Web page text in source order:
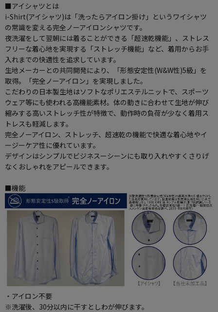
■アイシャツとは
i-Shirt(アイシャツ)は「洗ったらアイロン掛け」というワイシャツ
の常識を変える完全ノーアイロンシャツです。
夜洗濯をして翌朝には着ることができる「超速乾機能」、ストレス
フリーな着心地を実現する「ストレッチ機能」など、着用からお手
入れまでの快適性を追求しています。
生地メーカーとの共同開発により、「形態安定性(W&W性)5級」を
取得。「完全ノーアイロン」を実現しました。
こだわりの日本製生地はソフトなポリエステルニットで、スポーツ
ウェア等にも使われる高機能素材。体の動きに合わせて生地が伸び
縮みする高いストレッチ性が特徴で、動作時の負荷が少なく着用ス
トレスも軽減します。
完全ノーアイロン、ストレッチ、超速乾の機能で快適な着心地やイ
ージーケア性に優れています。
デザインはシンプルでビジネスーシーンにも取り入れやすくさりげ
なくおしゃれをアピールできます。
■機能
・アイロン不要
※洗濯後、30分以内に干すとしわが伸びます。